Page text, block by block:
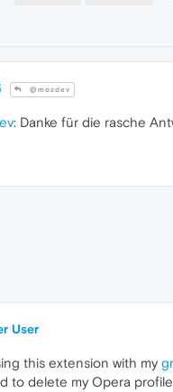
@mozdev
: Danke für die rasche
User
this extension with my
to delete my Opera